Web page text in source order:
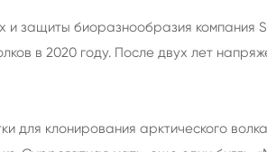
и защиты биоразнообразия компания
в 2020 году. После двух лет
для клонирования арктического